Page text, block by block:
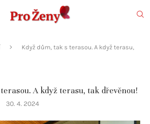
Když dům, tak s terasou. A když terasu,
A když terasu, tak dřevěnou!
30. 4. 2024